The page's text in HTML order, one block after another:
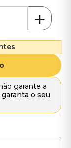
＋
garante a
o seu